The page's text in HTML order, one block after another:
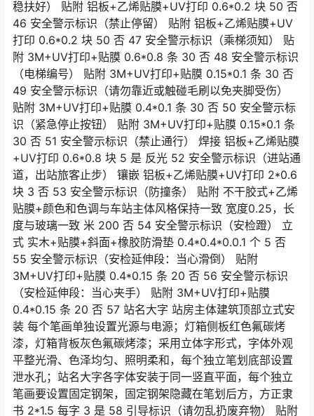
稳扶好） 贴附 铝板+乙烯贴膜+UV打印 0.6*0.2 块 50 否
46 安全警示标识（禁止停留） 贴附 铝板+乙烯贴膜+UV
打印 0.6*0.2 块 50 否 47 安全警示标识（乘梯须知） 贴
附 3M+UV打印+贴膜 0.6*0.8 条 30 否 48 安全警示标识
（电梯编号） 贴附 3M+UV打印+贴膜 0.15*0.1 条 30 否
49 安全警示标识（请勿靠近或触碰毛刷以免夹脚受伤）
贴附 3M+UV打印+贴膜 0.4*0.1 条 30 否 50 安全警示标
识（紧急停止按钮） 贴附 3M+UV打印+贴膜 0.15*0.1 条
30 否 51 安全警示标识（禁止通行） 焊接 铝板+乙烯贴膜
+UV打印 0.6*0.8 块 5 是 反光 52 安全警示标识（进站通
道，出站旅客止步） 镶嵌 铝板+乙烯贴膜+UV打印 2*0.6
块 3 否 53 安全警示标识（防撞条） 贴附 不干胶式+乙烯
贴膜+颜色和色调与车站主体风格保持一致 宽度0.25，长
度与玻璃一致 米 200 否 54 安全警示标识（安检蹬） 立
式 实木+贴膜+斜面+橡胶防滑垫 0.4*0.4*0.0.1 个 5 否
55 安全警示标识（安检延伸段：当心滑倒） 贴附
3M+UV打印+贴膜 0.4*0.15 条 20 否 56 安全警示标识
（安检延伸段：当心夹手） 贴附 3M+UV打印+贴膜
0.4*0.15 条 20 否 57 站名大字 站房主体建筑顶部立式安
装 每个笔画单独设置光源与电源；灯箱侧板红色氟碳烤
漆，灯箱背板灰色氟碳烤漆；采用立体字形式，字体外观
平整光滑、色泽均匀、照明柔和，每个独立笔划底部设置
泄水孔；站名大字各字体安装于同一竖直平面，每个独立
笔画要设置固定钢架，固定钢架隐藏在笔划后方，方正隶
书 2*1.5 每字 3 是 58 引导标识（请勿乱扔废弃物） 贴附